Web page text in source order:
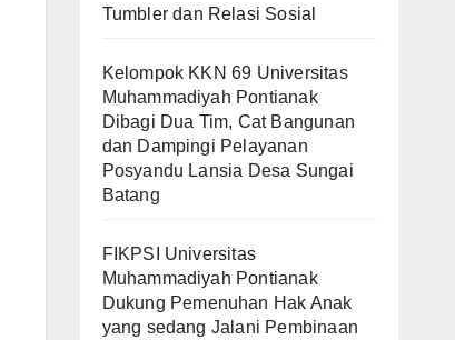
Tumbler dan Relasi Sosial
Kelompok KKN 69 Universitas
Muhammadiyah Pontianak
Dibagi Dua Tim, Cat Bangunan
dan Dampingi Pelayanan
Posyandu Lansia Desa Sungai
Batang
FIKPSI Universitas
Muhammadiyah Pontianak
Dukung Pemenuhan Hak Anak
yang sedang Jalani Pembinaan